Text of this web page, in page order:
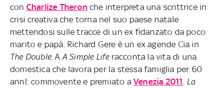
con Charlize Theron che interpreta una scrittrice in
crisi creativa che torna nel suo paese natale
mettendosi sulle tracce di un ex fidanzato da poco
marito e papà. Richard Gere è un ex agende Cia in
The Double. A A Simple Life racconta la vita di una
domestica che lavora per la stessa famiglia per 60
annI: commovente e premiato a Venezia 2011 La